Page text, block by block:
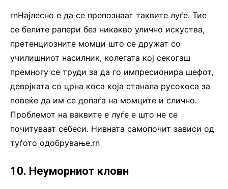
rnНајлесно е да се препознаат таквите луѓе. Тие
се белите рапери без никакво улично искуства,
претенциозните момци што се дружат со
училишниот насилник, колегата кој секогаш
премногу се труди за да го импресионира шефот,
девојката со црна коса која станала русокоса за
повеќе да им се допаѓа на момците и слично.
Проблемот на ваквите е луѓе е што не се
почитуваат себеси. Нивната самопочит зависи од
туѓото одобрување.rn
10. Неуморниот кловн